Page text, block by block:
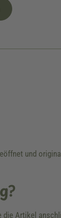
und
Artikel